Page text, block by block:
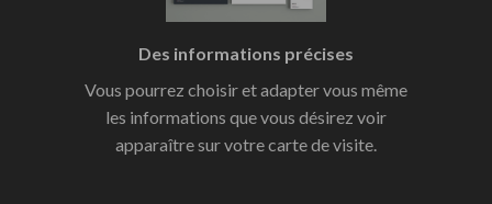
Des informations précises
Vous pourrez choisir et adapter vous même
les informations que vous désirez voir
apparaître sur votre carte de visite.